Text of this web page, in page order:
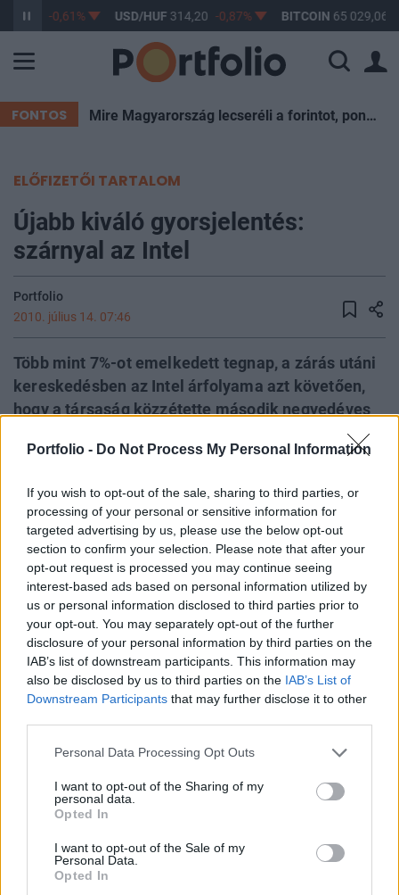
Portfolio - Do Not Process My Personal Information
If you wish to opt-out of the sale, sharing to third parties, or
processing of your personal or sensitive information for
targeted advertising by us, please use the below opt-out
section to confirm your selection. Please note that after your
opt-out request is processed you may continue seeing
interest-based ads based on personal information utilized by
us or personal information disclosed to third parties prior to
your opt-out. You may separately opt-out of the further
disclosure of your personal information by third parties on the
IAB’s list of downstream participants. This information may
also be disclosed by us to third parties on the IAB’s List of
Downstream Participants that may further disclose it to other
Personal Data Processing Opt Outs
I want to opt-out of the Sharing of my
personal data.
Opted In
I want to opt-out of the Sale of my
Personal Data.
Opted In
363,17 -0,61% USD/HUF 314,20 -0,87% BITCOIN 65 029,06
FONTOS Mire Magyarország lecseréli a forintot, pont kukázzák a most ismert eurót
ELŐFIZETŐI TARTALOM
Újabb kiváló gyorsjelentés:
szárnyal az Intel
Portfolio
2010. július 14. 07:46
Több mint 7%-ot emelkedett tegnap, a zárás utáni
kereskedésben az Intel árfolyama azt követően,
hogy a társaság közzétette második negyedéves
gyorsjelentését. A cég mind a bevétel, mind az egy
részvényre jutó eredmény tekintetében
hírt az jelentett, hogy az elemzői konszenzusnál
optimistább prognózisokat fogalmazott meg a
menedzsment a folyó negyedévre.
A piaci várakozásokat felülmúló, 33%-os
bevételnövekedésről számolt be év/év alapon az Intel
tegnap, a piacok zárása után közzétett második
negyedéves gyorsjelentésében. A cég bevételei 10.8
milliárd dollárra rúgtak, miközben az elemzők 10.25
milliárd dollárra számítottak.Még nagyobb meglepetést
KEDVES OLVASÓNK!
tartozik, melynek olvasása előfizetéses
regisztrációhoz kötött.